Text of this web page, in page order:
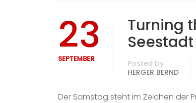
23
SEPTEMBER
Turning
Posted by
HERGER BERND
Der Samstag steht im Zeichen der